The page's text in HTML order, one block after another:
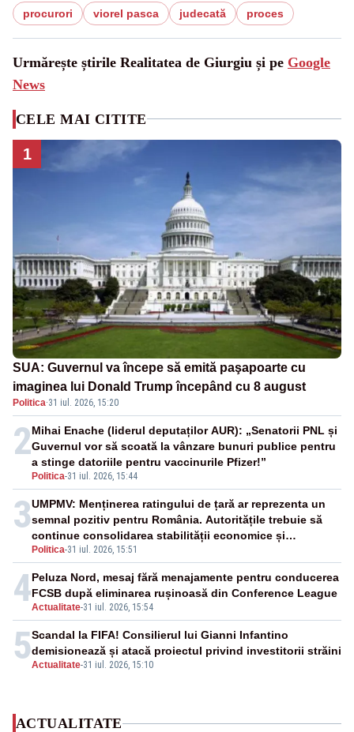
procurori viorel pasca judecată proces
Urmărește știrile Realitatea de Giurgiu și pe Google
News
CELE MAI CITITE
1
SUA: Guvernul va începe să emită paşapoarte cu
imaginea lui Donald Trump începând cu 8 august
Politica·31 iul. 2026, 15:20
2
Politica-31 iul. 2026, 15:44
Mihai Enache (liderul deputaților AUR): „Senatorii PNL și
Guvernul vor să scoată la vânzare bunuri publice pentru
a stinge datoriile pentru vaccinurile Pfizer!”
3
Politica-31 iul. 2026, 15:51
UMPMV: Menținerea ratingului de țară ar reprezenta un
semnal pozitiv pentru România. Autoritățile trebuie să
continue consolidarea stabilității economice și
financiare
4Actualitate-31 iul. 2026, 15:54
Peluza Nord, mesaj fără menajamente pentru conducerea
FCSB după eliminarea rușinoasă din Conference League
5Actualitate-31 iul. 2026, 15:10
Scandal la FIFA! Consilierul lui Gianni Infantino
demisionează și atacă proiectul privind investitorii străini
ACTUALITATE